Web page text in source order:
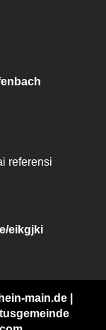
referensi
eikgjki
main.de |